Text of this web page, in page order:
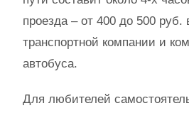
проезда – от 400 до 500 руб.
транспортной компании и
автобуса.
Для любителей